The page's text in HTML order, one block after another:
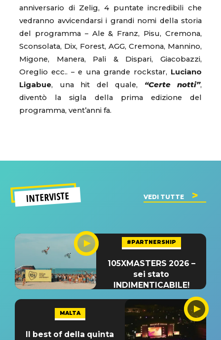
anniversario di Zelig, 4 puntate incredibili che
vedranno avvicendarsi i grandi nomi della storia
del programma – Ale & Franz, Pisu, Cremona,
Sconsolata, Dix, Forest, AGG, Cremona, Mannino,
Migone, Manera, Pali & Dispari, Giacobazzi,
Oreglio ecc.. – e una grande rockstar, Luciano
Ligabue, una hit del quale, “Certe notti”,
diventò la sigla della prima edizione del
programma, vent’anni fa.
INTERVISTE VEDI TUTTE
#PARTNERSHIP
105XMASTERS 2026 –
sei stato
INDIMENTICABILE!
MALTA
Il best of della quinta